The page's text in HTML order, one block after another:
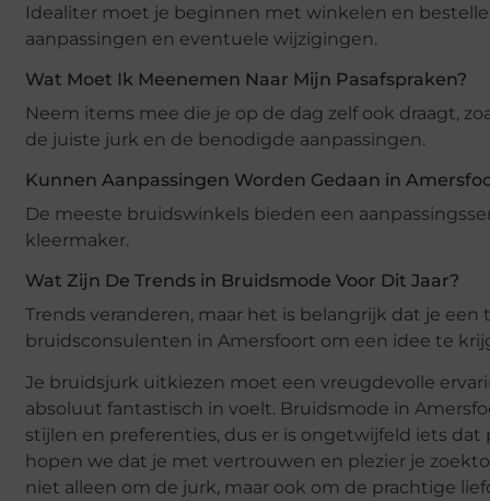
Idealiter moet je beginnen met winkelen en
aanpassingen en eventuele wijzigingen.
Wat Moet Ik Meenemen Naar Mijn Pasafspraken?
Neem items mee die je op de dag zelf ook draagt,
de juiste jurk en de benodigde aanpassingen.
Kunnen Aanpassingen Worden Gedaan in
De meeste bruidswinkels bieden een
kleermaker.
Wat Zijn De Trends in Bruidsmode Voor Dit Jaar?
Trends veranderen, maar het is belangrijk dat je
bruidsconsulenten in Amersfoort om een idee te
Je bruidsjurk uitkiezen moet een vreugdevolle
absoluut fantastisch in voelt. Bruidsmode in
stijlen en preferenties, dus er is ongetwijfeld iets
hopen we dat je met vertrouwen en plezier je
niet alleen om de jurk, maar ook om de prachtige